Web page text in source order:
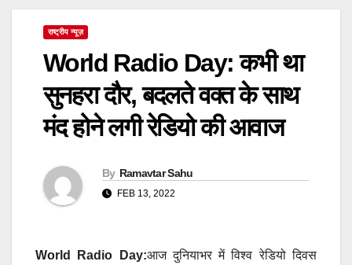
राष्ट्रीय न्यूज़
World Radio Day: कभी था
सुनहरा दौर, बदलते वक्त के साथ
मंद होने लगी रेडियो की आवाज
By Ramavtar Sahu
FEB 13, 2022
World Radio Day:आज दुनियाभर में विश्व रेडियो दिवस